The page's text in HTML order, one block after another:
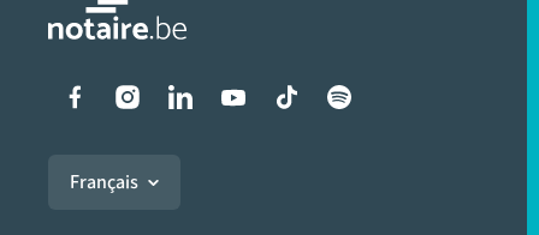
Liens vers les réseaux
Français